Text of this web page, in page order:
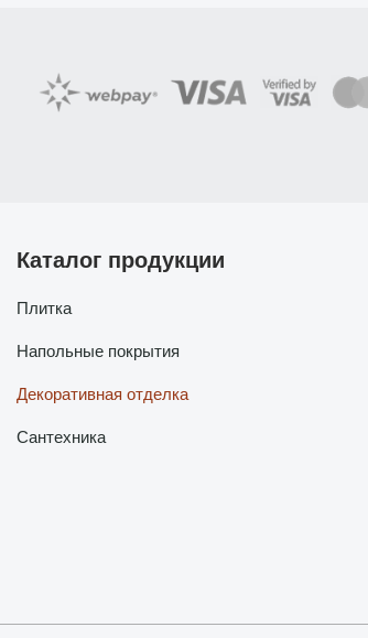
Каталог продукции
Плитка
Напольные покрытия
Декоративная отделка
Сантехника